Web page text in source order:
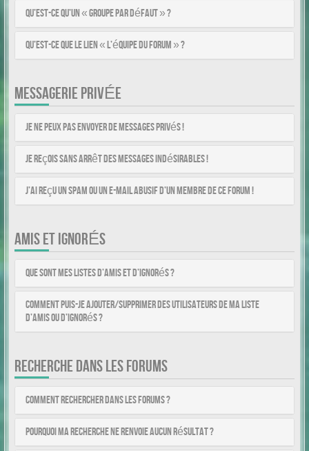
Qu’est-ce qu’un « Groupe par défaut » ?
Qu’est-ce que le lien « L’équipe du forum » ?
MESSAGERIE PRIVÉE
Je ne peux pas envoyer de messages privés !
Je reçois sans arrêt des messages indésirables !
J’ai reçu un spam ou un e-mail abusif d’un membre de ce forum !
AMIS ET IGNORÉS
Que sont mes listes d’amis et d’ignorés ?
Comment puis-je ajouter/supprimer des utilisateurs de ma liste
d’amis ou d’ignorés ?
RECHERCHE DANS LES FORUMS
Comment rechercher dans les forums ?
Pourquoi ma recherche ne renvoie aucun résultat ?